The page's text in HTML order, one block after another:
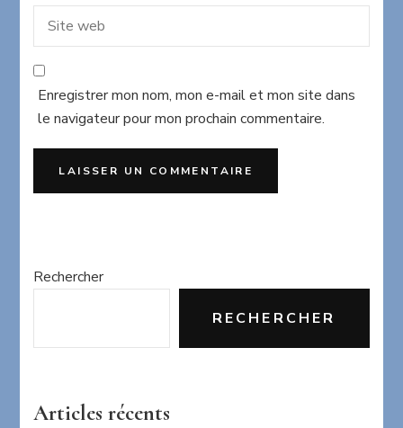
Enregistrer mon nom, mon e-mail et mon site dans
le navigateur pour mon prochain commentaire.
Rechercher
RECHERCHER
Articles récents